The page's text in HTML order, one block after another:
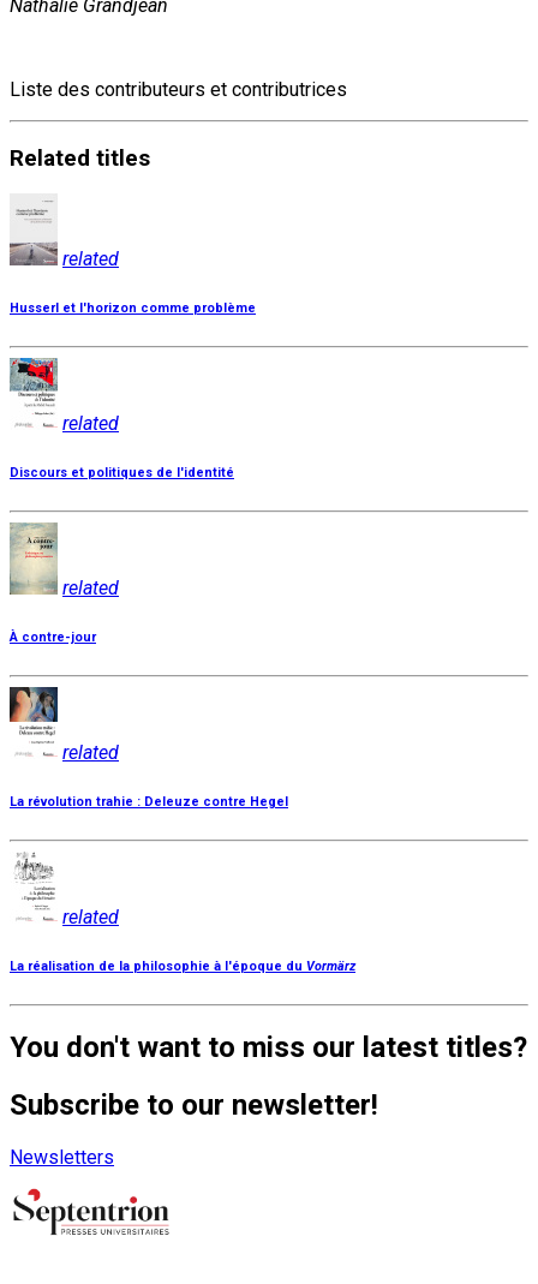
Nathalie Grandjean
Liste des contributeurs et contributrices
Related titles
related
Husserl et l'horizon comme problème
related
Discours et politiques de l'identité
related
À contre-jour
related
La révolution trahie : Deleuze contre Hegel
related
La réalisation de la philosophie à l'époque du Vormärz
You don't want to miss our latest titles?
Subscribe to our newsletter!
Newsletters